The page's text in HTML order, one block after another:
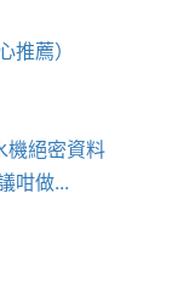
薦）
機絕密資料
咁做...